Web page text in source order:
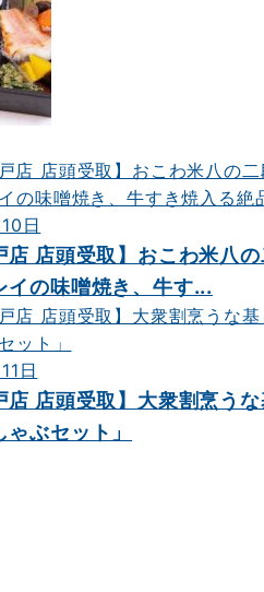
日
店 店頭受取】おこわ米八
イの味噌焼き、牛す...
日
店 店頭受取】大衆割烹う
ぶセット」